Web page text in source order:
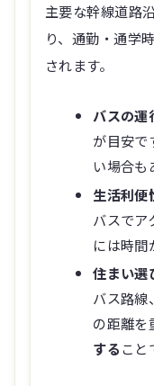
主要な幹線道路
り、通勤・通学
されます。
バスの運
が目安で
い場合も
生活利便
バスでア
には時間
住まい選
バス路線
の距離を
すること